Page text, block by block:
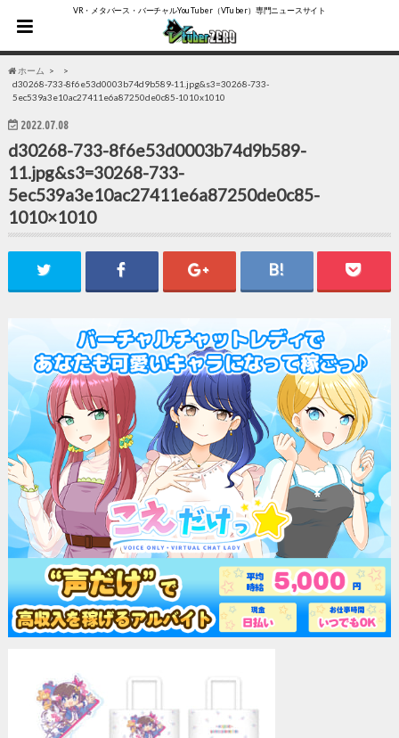
VR・メタバース・バーチャルYouTuber（VTuber）専門ニュースサイト
ホーム
d30268-733-8f6e53d0003b74d9b589-11.jpg&s3=30268-733-
5ec539a3e10ac27411e6a87250de0c85-1010x1010
2022.07.08
d30268-733-8f6e53d0003b74d9b589-
11.jpg&s3=30268-733-
5ec539a3e10ac27411e6a87250de0c85-
1010×1010